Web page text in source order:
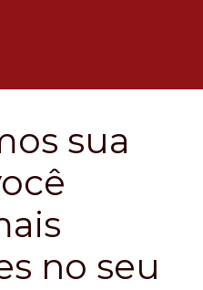
sua
no seu